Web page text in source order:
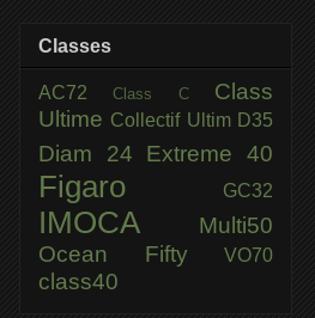
Classes
AC72Class C Class
Ultime Collectif Ultim D35
Diam 24 Extreme 40
Figaro GC32
IMOCA
Multi50
Ocean Fifty
VO70
class40